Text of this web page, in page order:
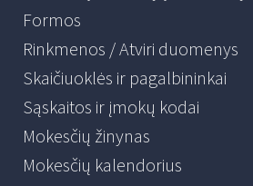
Formos
Rinkmenos / Atviri duomenys
Skaičiuoklės ir pagalbininkai
Sąskaitos ir įmokų kodai
Mokesčių žinynas
Mokesčių kalendorius